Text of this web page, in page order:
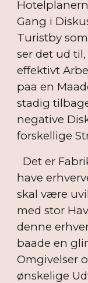
Gang i
Turistby
ser det ud
effektivt
paa en
stadig
negative
forskellige
Det er
have
skal være
med stor
denne
baade en
Omgivelser
ønskelige